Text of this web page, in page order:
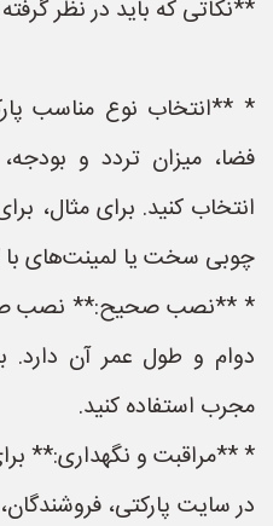
**نکاتی که باید در نظر
* **انتخاب نوع مناسب
فضا، میزان تردد و
انتخاب کنید. برای مثال،
چوبی سخت یا لمینت‌های با
* **نصب صحیح:** نصب
دوام و طول عمر آن دارد.
مجرب استفاده کنید.
* **مراقبت و نگهداری:**
در سایت پارکتی،